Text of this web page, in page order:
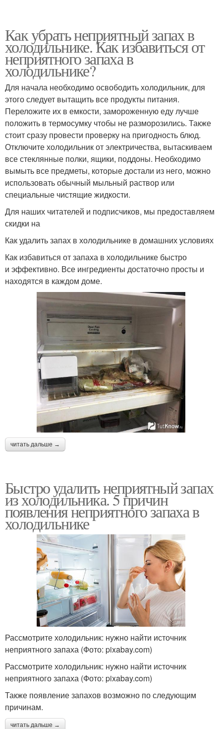
Как убрать неприятный запах в
холодильнике. Как избавиться от
неприятного запаха в
холодильнике?
Для начала необходимо освободить холодильник, для
этого следует вытащить все продукты питания.
Переложите их в емкости, замороженную еду лучше
положить в термосумку чтобы не разморозились. Также
стоит сразу провести проверку на пригодность блюд.
Отключите холодильник от электричества, вытаскиваем
все стеклянные полки, ящики, поддоны. Необходимо
вымыть все предметы, которые достали из него, можно
использовать обычный мыльный раствор или
специальные чистящие жидкости.
Для наших читателей и подписчиков, мы предоставляем
скидки на
Как удалить запах в холодильнике в домашних условиях
Как избавиться от запаха в холодильнике быстро
и эффективно. Все ингредиенты достаточно просты и
находятся в каждом доме.
читать дальше →
Быстро удалить неприятный запах
из холодильника. 5 причин
появления неприятного запаха в
холодильнике
Рассмотрите холодильник: нужно найти источник
неприятного запаха (Фото: pixabay.com)
Рассмотрите холодильник: нужно найти источник
неприятного запаха (Фото: pixabay.com)
Также появление запахов возможно по следующим
причинам.
читать дальше →